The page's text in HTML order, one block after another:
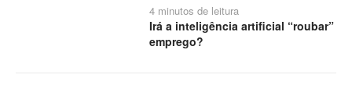
4 minutos de leitura
Irá a inteligência artificial “roubar”
emprego?